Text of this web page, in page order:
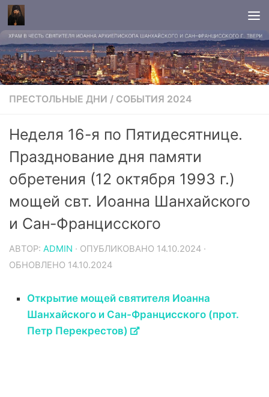
ПРЕСТОЛЬНЫЕ ДНИ / СОБЫТИЯ 2024
Неделя 16-я по Пятидесятнице.
Празднование дня памяти
обретения (12 октября 1993 г.)
мощей свт. Иоанна Шанхайского
и Сан-Францисского
АВТОР: ADMIN · ОПУБЛИКОВАНО 14.10.2024 ·
ОБНОВЛЕНО 14.10.2024
Открытие мощей святителя Иоанна
Шанхайского и Сан-Францисского (прот.
Петр Перекрестов)